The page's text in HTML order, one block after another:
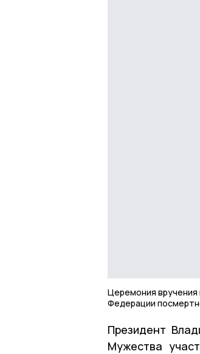
Церемония вручения
Федерации
Президент
Мужества